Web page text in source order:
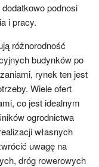
podnosi
i pracy.
różnorodność
budynków po
rynek ten jest
Wiele ofert
co jest idealnym
ogrodnictwa
własnych
uwagę na
dróg rowerowych